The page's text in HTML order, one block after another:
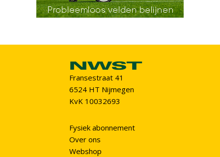
Fransestraat 41
6524 HT Nijmegen
KvK 10032693
Fysiek abonnement
Over ons
Webshop